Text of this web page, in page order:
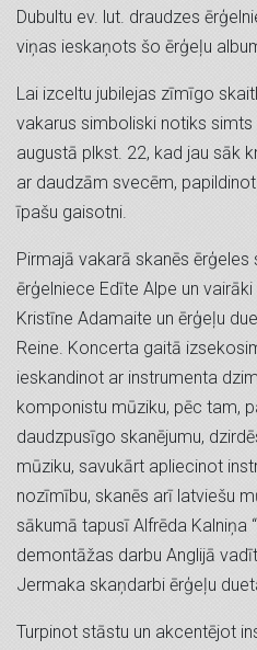
Dubultu ev. lut. draudzes
viņas ieskaņots šo ērģeļu
Lai izceltu jubilejas zīmīgo
vakarus simboliski notiks simts
augustā plkst. 22, kad jau sāk
ar daudzām svecēm,
īpašu gaisotni.
Pirmajā vakarā skanēs
ērģelniece Edīte Alpe un
Kristīne Adamaite un ērģeļu
Reine. Koncerta gaitā
ieskandinot ar instrumenta
komponistu mūziku, pēc tam,
daudzpusīgo skanējumu,
mūziku, savukārt apliecinot
nozīmību, skanēs arī latviešu
sākumā tapusī Alfrēda Kalniņa
demontāžas darbu Anglijā
Jermaka skaņdarbi ērģeļu
Turpinot stāstu un akcentējot